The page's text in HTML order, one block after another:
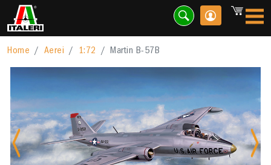
Home Aerei 1:72 Martin B-57B
Previous